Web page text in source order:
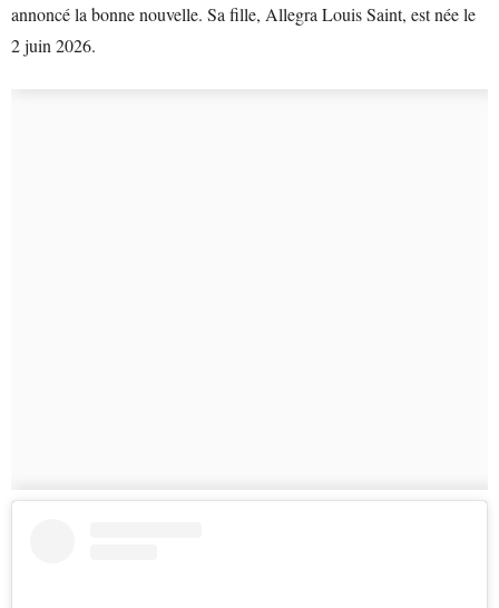
annoncé la bonne nouvelle. Sa fille, Allegra Louis Saint, est née le
2 juin 2026.